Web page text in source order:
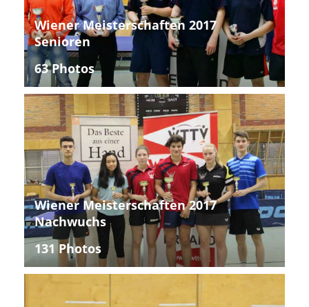
Wiener Meisterschaften 2017
Senioren
63 Photos
Wiener Meisterschaften 2017
Nachwuchs
131 Photos